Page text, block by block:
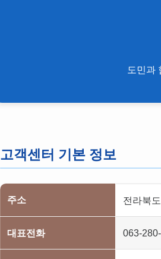
도민과
고객센터 기본 정보
주소 전라북
대표전화 063-